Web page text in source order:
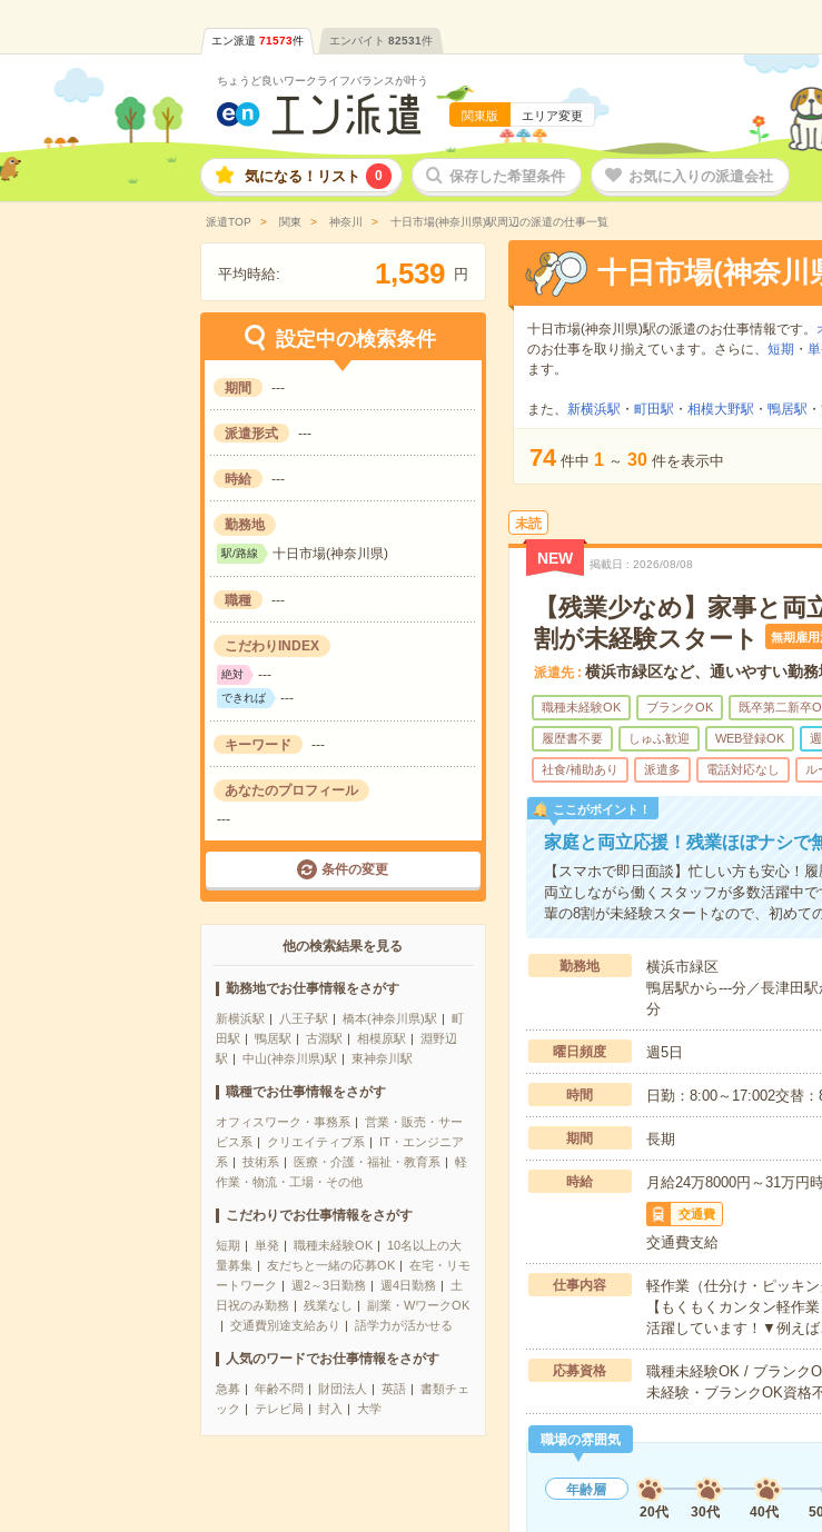
エン派遣 71573件 エンバイト 82531件
ちょうど良いワークライフバランスが叶う
関東版 エリア変更
気になる！リスト 0 保存した希望条件 お気に入りの派遣会社
派遣TOP 関東 神奈川 十日市場(神奈川県)駅周辺の派遣の仕事一覧
平均時給: 1,539 円
設定中の検索条件
期間 ---
派遣形式 ---
時給 ---
勤務地
駅/路線 十日市場(神奈川県)
職種 ---
こだわりINDEX
絶対 ---
できれば ---
キーワード ---
あなたのプロフィール
---
条件の変更
他の検索結果を見る
勤務地でお仕事情報をさがす
新横浜駅 八王子駅 橋本(神奈川県)駅
町
田駅
鴨居駅 古淵駅 相模原駅
淵野辺
駅
中山(神奈川県)駅 東神奈川駅
職種でお仕事情報をさがす
オフィスワーク・事務系
営業・販売・サー
ビス系
クリエイティブ系
IT・エンジニア
系
技術系 医療・介護・福祉・教育系
軽
作業・物流・工場・その他
こだわりでお仕事情報をさがす
短期 単発 職種未経験OK
10名以上の大
量募集
友だちと一緒の応募OK
在宅・リモ
ートワーク
週2～3日勤務 週4日勤務
土
日祝のみ勤務
残業なし
副業・WワークOK
交通費別途支給あり
語学力が活かせる
人気のワードでお仕事情報をさがす
急募 年齢不問 財団法人 英語
書類チェ
ック
テレビ局 封入 大学
十日市場(神奈川
十日市場(神奈川県)駅の派遣のお仕事情報です。
のお仕事を取り揃えています。さらに、 短期 ・
ます。
また、 新横浜駅 ・ 町田駅 ・ 相模大野駅 ・ 鴨居駅 ・
74 件中 1 ～ 30 件を表示中
未読
NEW 掲載日 2026/08/08
【残業少なめ】家事と
割が未経験スタート
無期雇用
派遣先 横浜市緑区など、通いやすい勤
職種未経験OK ブランクOK 既卒第二新卒
履歴書不要 しゅふ歓迎 WEB登録OK
社食/補助あり 派遣多 電話対応なし ル
ここがポイント！
家庭と両立応援！残業ほぼナシで
【スマホで即日面談】忙しい方も安心！
両立しながら働くスタッフが多数活躍中
輩の8割が未経験スタートなので、初めて
勤務地
横浜市緑区
鴨居駅から---分／長津田
分
曜日頻度 週5日
時間 日勤：8:00～17:002交替
期間 長期
時給 月給24万8000円～31万円
交通費
交通費支給
仕事内容
軽作業（仕分け・ピッキン
【もくもくカンタン軽作
活躍しています！▼例え
応募資格
職種未経験OK / ブランク
未経験・ブランクOK資格
職場の雰囲気
年齢層
20代
30代 40代